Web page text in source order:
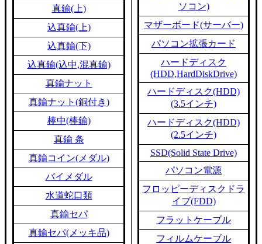
真鍮(上)
込真鍮(上)
込真鍮(下)
込真鍮(込中,混真鍮)
真鍮ナット
真鍮ナット(銅付き)
棒中(棒鍮)
真鍮 条
真鍮コイン(メダル)
バイメダル
水道蛇口類
真鍮セパ
真鍮セパ(メッキ品)
ソコン)
マザーボード(サーバー)
パソコン拡張カード
ハードディスク
(HDD,HardDiskDrive)
ハードディスク(HDD)
(3.5インチ)
ハードディスク(HDD)
(2.5インチ)
SSD(Solid State Drive)
パソコン電源
フロッピーディスクドラ
イブ(FDD)
フラットケーブル
フィルムケーブル